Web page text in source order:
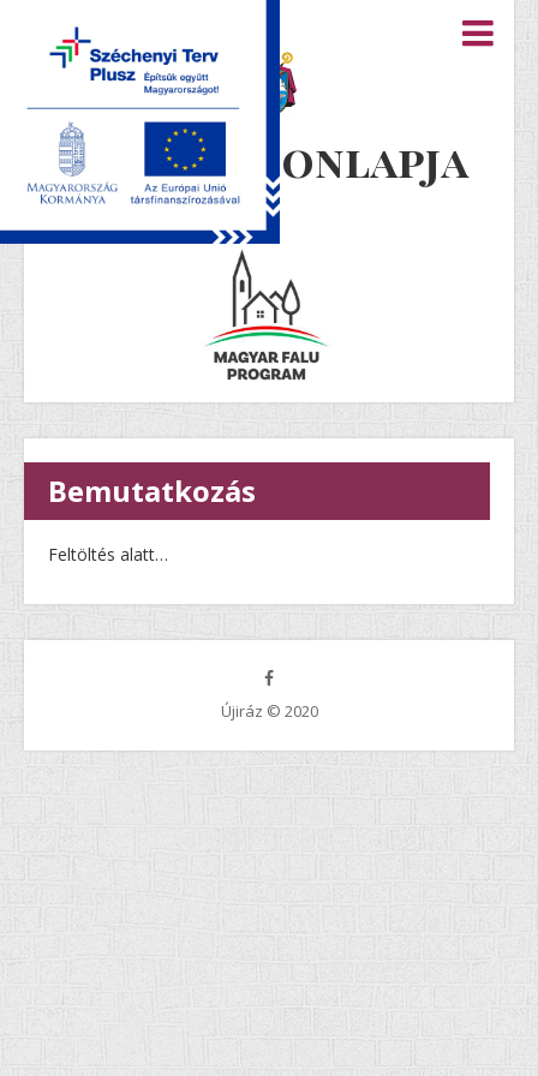
Újiráz honlapja
Bemutatkozás
Feltöltés alatt…
Újiráz © 2020